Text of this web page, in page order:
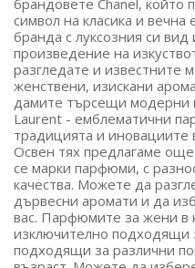
брандовете Chanel, който
символ на класика и
бранда с луксозния си вид
произведение на
разгледате и известните
женствени, изискани
дамите търсещи модерни
Laurent - емблематични
традицията и иновациите
Освен тях предлагаме
се марки парфюми, с
качества. Можете да
дървесни аромати и да
вас. Парфюмите за жени в
изключително подходящи
подходящи за различни